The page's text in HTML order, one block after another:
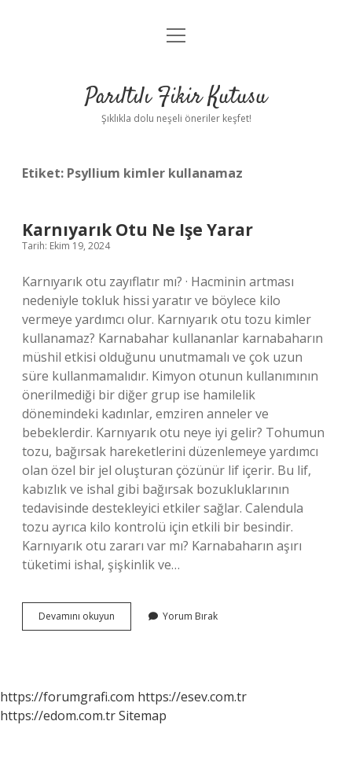
Anasayfa
Yasal Uyarı
menüyü
Parıltılı Fikir Kutusu
Şıklıkla dolu neşeli öneriler keşfet!
Etiket: Psyllium kimler kullanamaz
Karnıyarık Otu Ne Işe Yarar
Tarih: Ekim 19, 2024
Karnıyarık otu zayıflatır mı? · Hacminin artması
nedeniyle tokluk hissi yaratır ve böylece kilo
vermeye yardımcı olur. Karnıyarık otu tozu kimler
kullanamaz? Karnabahar kullananlar karnabaharın
müshil etkisi olduğunu unutmamalı ve çok uzun
süre kullanmamalıdır. Kimyon otunun kullanımının
önerilmediği bir diğer grup ise hamilelik
dönemindeki kadınlar, emziren anneler ve
bebeklerdir. Karnıyarık otu neye iyi gelir? Tohumun
tozu, bağırsak hareketlerini düzenlemeye yardımcı
olan özel bir jel oluşturan çözünür lif içerir. Bu lif,
kabızlık ve ishal gibi bağırsak bozukluklarının
tedavisinde destekleyici etkiler sağlar. Calendula
tozu ayrıca kilo kontrolü için etkili bir besindir.
Karnıyarık otu zararı var mı? Karnabaharın aşırı
tüketimi ishal, şişkinlik ve…
Devamını okuyun Karnıyarık
Otu
Yorum Bırak
https://forumgrafi.com https://esev.com.tr
https://edom.com.trSitemap